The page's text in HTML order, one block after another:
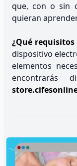
que, con o sin
quieran
¿Qué
dispositivo
elementos
encontrarás
Habilidades